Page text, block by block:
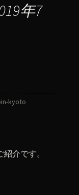
年7
kyoto
介です。